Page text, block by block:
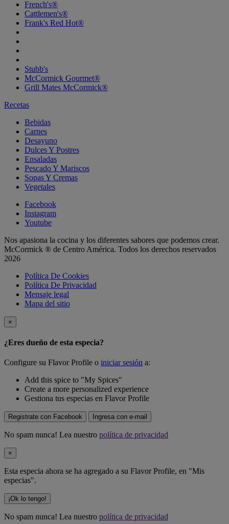
French's®
Cattlemen's®
Frank's Red Hot®
Stubb's
McCormick Gourmet®
Grill Mates McCormick®
Recetas
Bebidas
Carnes
Desayuno
Dulces Y Postres
Ensaladas
Pescado Y Mariscos
Sopas Y Cremas
Vegetales
Facebook
Instagram
Youtube
Nos apasiona la cocina y los diferentes sabores que podemos crear.
McCormick ® de Centro América. Todos los derechos reservados
2026
Política De Cookies
Política De Privacidad
Mensaje legal
Mapa del sitio
×
¿Eres dueño de esta especia?
Configure su Flavor Profile o iniciar sesión a:
Add this spice to "My Spices"
Create a more personalized experience
Gestiona tus especias en Flavor Profile
Registrate con Facebook Ingresa con e-mail
No spam nunca! Lea nuestro política de privacidad
×
Esta especia ahora se ha agregado a su Flavor Profile, en "Mis
especias".
¡Ok lo tengo!
No spam nunca! Lea nuestro política de privacidad